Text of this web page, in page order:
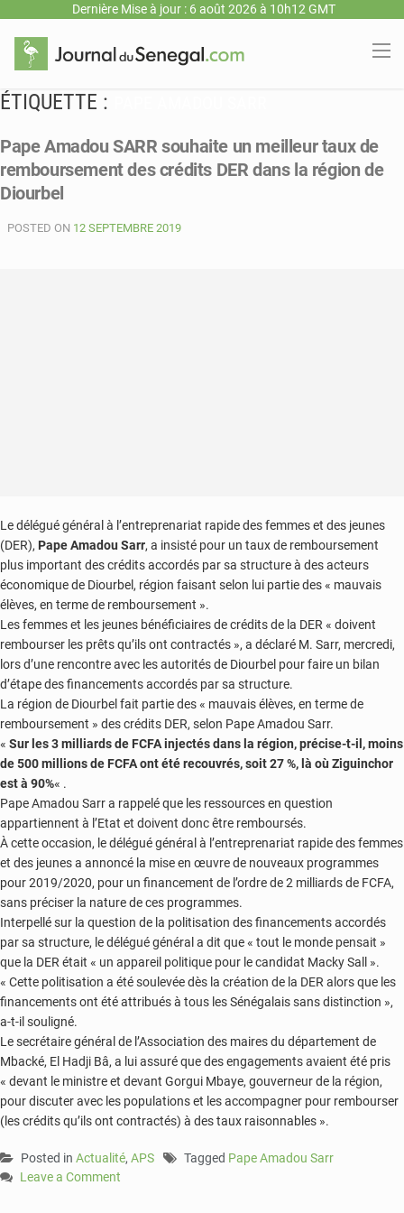
Dernière Mise à jour : 6 août 2026 à 10h12 GMT
ÉTIQUETTE :
Pape Amadou SARR souhaite un meilleur taux de
remboursement des crédits DER dans la région de
Diourbel
POSTED ON 12 SEPTEMBRE 2019
Le délégué général à l’entreprenariat rapide des femmes et des jeunes
(DER), Pape Amadou Sarr, a insisté pour un taux de remboursement
plus important des crédits accordés par sa structure à des acteurs
économique de Diourbel, région faisant selon lui partie des « mauvais
élèves, en terme de remboursement ».
Les femmes et les jeunes bénéficiaires de crédits de la DER « doivent
rembourser les prêts qu’ils ont contractés », a déclaré M. Sarr, mercredi,
lors d’une rencontre avec les autorités de Diourbel pour faire un bilan
d’étape des financements accordés par sa structure.
La région de Diourbel fait partie des « mauvais élèves, en terme de
remboursement » des crédits DER, selon Pape Amadou Sarr.
« Sur les 3 milliards de FCFA injectés dans la région, précise-t-il, moins
de 500 millions de FCFA ont été recouvrés, soit 27 %, là où Ziguinchor
est à 90%« .
Pape Amadou Sarr a rappelé que les ressources en question
appartiennent à l’Etat et doivent donc être remboursés.
À cette occasion, le délégué général à l’entreprenariat rapide des femmes
et des jeunes a annoncé la mise en œuvre de nouveaux programmes
pour 2019/2020, pour un financement de l’ordre de 2 milliards de FCFA,
sans préciser la nature de ces programmes.
Interpellé sur la question de la politisation des financements accordés
par sa structure, le délégué général a dit que « tout le monde pensait »
que la DER était « un appareil politique pour le candidat Macky Sall ».
« Cette politisation a été soulevée dès la création de la DER alors que les
financements ont été attribués à tous les Sénégalais sans distinction »,
a-t-il souligné.
Le secrétaire général de l’Association des maires du département de
Mbacké, El Hadji Bâ, a lui assuré que des engagements avaient été pris
« devant le ministre et devant Gorgui Mbaye, gouverneur de la région,
pour discuter avec les populations et les accompagner pour rembourser
(les crédits qu’ils ont contractés) à des taux raisonnables ».
Posted in Actualité, APS Tagged Pape Amadou Sarr
Leave a Comment